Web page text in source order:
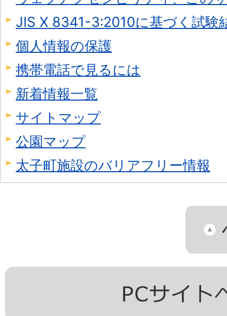
JIS X 8341-3:2010に基づく試験
個人情報の保護
携帯電話で見るには
新着情報一覧
サイトマップ
公園マップ
太子町施設のバリアフリー情報